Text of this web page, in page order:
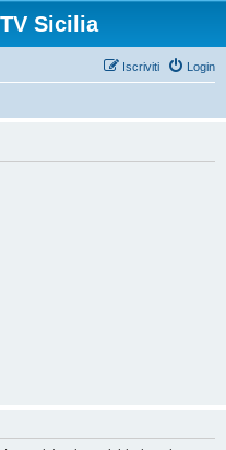
Sicilia
Login
Iscriviti